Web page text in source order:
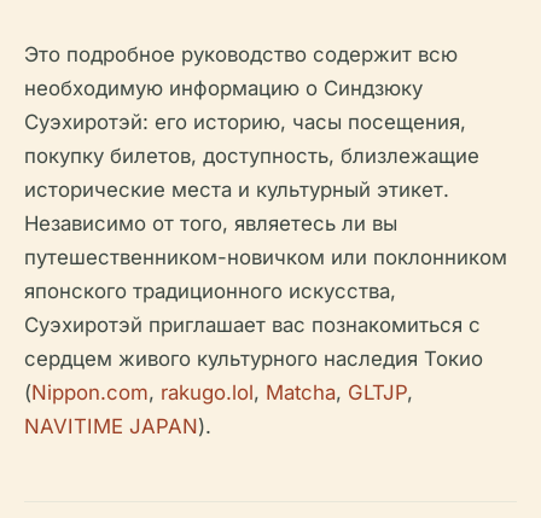
Это подробное руководство содержит всю
необходимую информацию о Синдзюку
Суэхиротэй: его историю, часы посещения,
покупку билетов, доступность, близлежащие
исторические места и культурный этикет.
Независимо от того, являетесь ли вы
путешественником-новичком или поклонником
японского традиционного искусства,
Суэхиротэй приглашает вас познакомиться с
сердцем живого культурного наследия Токио
(Nippon.com, rakugo.lol, Matcha, GLTJP,
NAVITIME JAPAN).